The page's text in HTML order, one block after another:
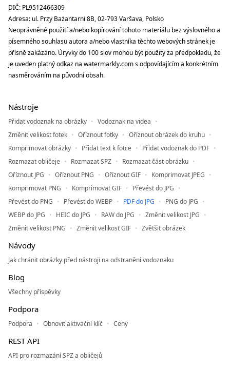
DIČ: PL9512466309
Adresa: ul. Przy Bażantarni 8B, 02-793 Varšava, Polsko
Neoprávněné použití a/nebo kopírování tohoto materiálu bez výslovného a
písemného souhlasu autora a/nebo vlastníka těchto webových stránek je
přísně zakázáno. Úryvky do 100 slov mohou být použity za předpokladu, že
je uveden platný odkaz na watermarkly.com s odpovídajícím a konkrétním
nasměrováním na původní obsah.
Nástroje
Přidat vodoznak na obrázky
Vodoznak na videa
Změnit velikost fotek
Oříznout fotky
Oříznout obrázek do kruhu
Komprimovat obrázky
Přidat text k fotce
Přidat vodoznak do PDF
Rozmazat obličeje
Rozmazat SPZ
Rozmazat část obrázku
Oříznout JPG
Oříznout PNG Oříznout GIF
Komprimovat JPEG
Komprimovat PNG
Komprimovat GIF
Převést do JPG
Převést do PNG
Převést do WEBP PDF do JPG
PNG do JPG
WEBP do JPG
HEIC do JPG RAW do JPG
Změnit velikost JPG
Změnit velikost PNG
Změnit velikost GIF Zvětšit obrázek
Návody
Jak chránit obrázky před nástroji na odstranění vodoznaku
Blog
Všechny příspěvky
Podpora
Podpora Obnovit aktivační klíč Ceny
REST API
API pro rozmazání SPZ a obličejů